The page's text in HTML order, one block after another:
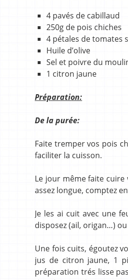
4 pavés de cabillaud
250g de pois chiches
4 pétales de tomates
Huile d’olive
Sel et poivre du
1 citron jaune
Préparation:
De la purée:
Faite tremper vos pois
faciliter la cuisson.
Le jour même faite cuire
assez longue, comptez
Je les ai cuit avec une
disposez (ail, origan…)
Une fois cuits, égoutez
jus de citron jaune, 1
préparation trés lisse